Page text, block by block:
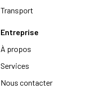
Transport
Entreprise
À propos
Services
Nous contacter